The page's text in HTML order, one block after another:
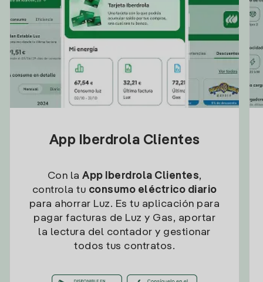
App Iberdrola Clientes
Con la App Iberdrola Clientes,
controla tu consumo eléctrico diario
para ahorrar Luz. Es tu aplicación para
pagar facturas de Luz y Gas, aportar
la lectura del contador y gestionar
todos tus contratos.